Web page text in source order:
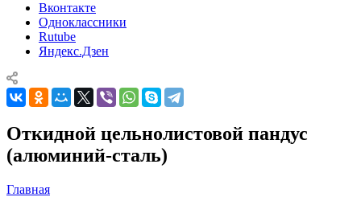
Вконтакте
Одноклассники
Rutube
Яндекс.Дзен
Откидной цельнолистовой пандус
(алюминий-сталь)
Главная